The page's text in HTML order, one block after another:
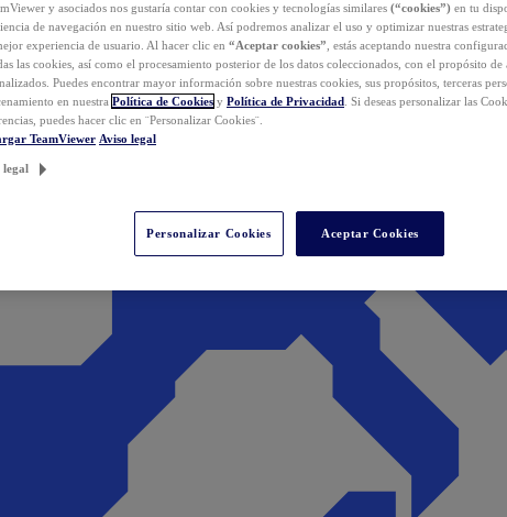
y asociados nos gustaría contar con cookies y tecnologías similares (“cookies”) en tu
de navegación en nuestro sitio web. Así podremos analizar el uso y optimizar nuestras
experiencia de usuario. Al hacer clic en “Aceptar cookies” , estás aceptando nuestra
las cookies, así como el procesamiento posterior de los datos coleccionados, con el propósito
Puedes encontrar mayor información sobre nuestras cookies, sus propósitos, terceras
en nuestra Política de Cookies y Política de Privacidad . Si deseas personalizar las
puedes hacer clic en ¨Personalizar Cookies¨.
TeamViewer Aviso legal
legal
Personalizar Cookies Aceptar Cookies